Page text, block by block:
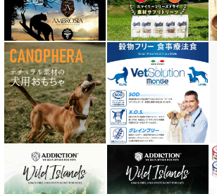
ナチュラルコード NATURAL CODE
ナチュラルハーベスト Natural Harvest
Nanki Japan ナンキジャパン
ニュートライプ NUTRIPE
ｐＨ バランス キャット ウォーター
ネイチャーベット NaturVet